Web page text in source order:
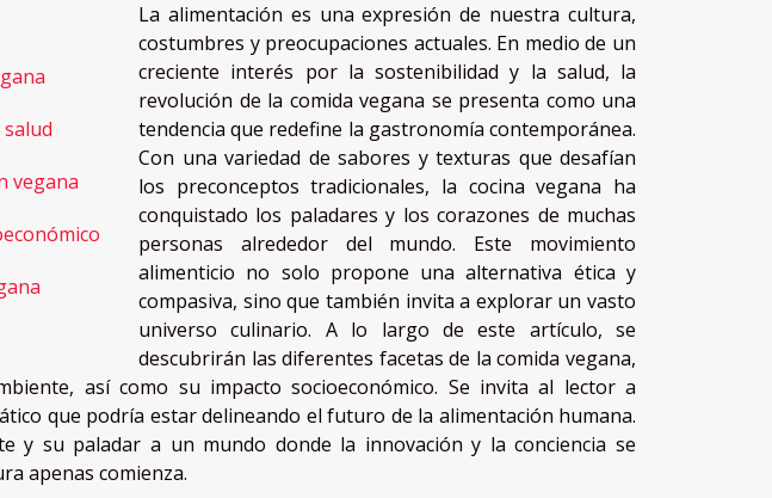
vegana
La alimentación es una expresión de nuestra cultura,
costumbres y preocupaciones actuales. En medio de un
creciente interés por la sostenibilidad y la salud, la
revolución de la comida vegana se presenta como una
tendencia que redefine la gastronomía contemporánea.
Con una variedad de sabores y texturas que desafían
los preconceptos tradicionales, la cocina vegana ha
conquistado los paladares y los corazones de muchas
personas alrededor del mundo. Este movimiento
alimenticio no solo propone una alternativa ética y
compasiva, sino que también invita a explorar un vasto
universo culinario. A lo largo de este artículo, se
descubrirán las diferentes facetas de la comida vegana,
así como su impacto socioeconómico. Se invita al lector a
que podría estar delineando el futuro de la alimentación humana.
y su paladar a un mundo donde la innovación y la conciencia se
apenas comienza.